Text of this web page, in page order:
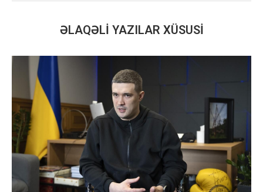
ƏLAQƏLI YAZILAR XÜSUSI